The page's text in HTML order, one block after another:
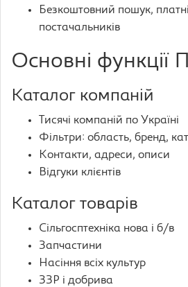
Безкоштовний пошук,
постачальників
Основні функції
Каталог компаній
Тисячі компаній по Україні
Фільтри: область, бренд,
Контакти, адреси, описи
Відгуки клієнтів
Каталог товарів
Сільгосптехніка нова і б/в
Запчастини
Насіння всіх культур
ЗЗР і добрива